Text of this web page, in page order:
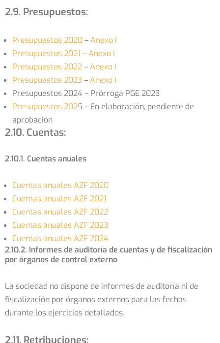
2.9. Presupuestos:
Presupuestos 2020–Anexo I
Presupuestos 2021 –Anexo I
Presupuestos 2022–Anexo I
Presupuestos 2023–Anexo I
Presupuestos 2024 – Prórroga PGE 2023
Presupuestos 2025 – En elaboración, pendiente de
aprobación
2.10. Cuentas:
2.10.1. Cuentas anuales
Cuentas anuales AZF 2020
Cuentas anuales AZF 2021
Cuentas anuales AZF 2022
Cuentas anuales AZF 2023
Cuentas anuales AZF 2024
2.10.2. Informes de auditoría de cuentas y de fiscalización
por órganos de control externo
La sociedad no dispone de informes de auditoría ni de
fiscalización por órganos externos para las fechas
durante los ejercicios detallados.
2.11. Retribuciones: